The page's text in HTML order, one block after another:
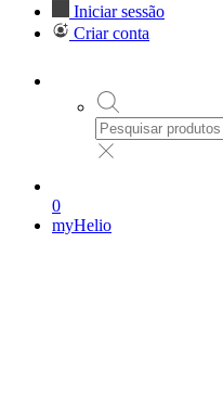
Iniciar sessão
Criar conta
0
myHelio